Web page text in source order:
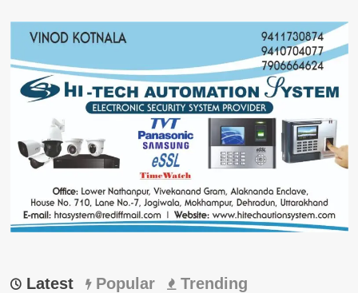
Latest Popular Trending